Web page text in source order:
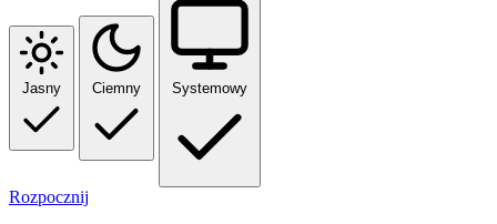
Jasny Ciemny Systemowy
Rozpocznij